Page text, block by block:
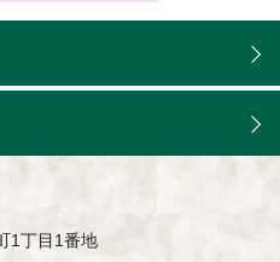
1丁目1番地